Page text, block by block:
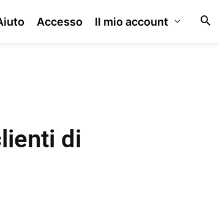
Accesso Il mio account
di